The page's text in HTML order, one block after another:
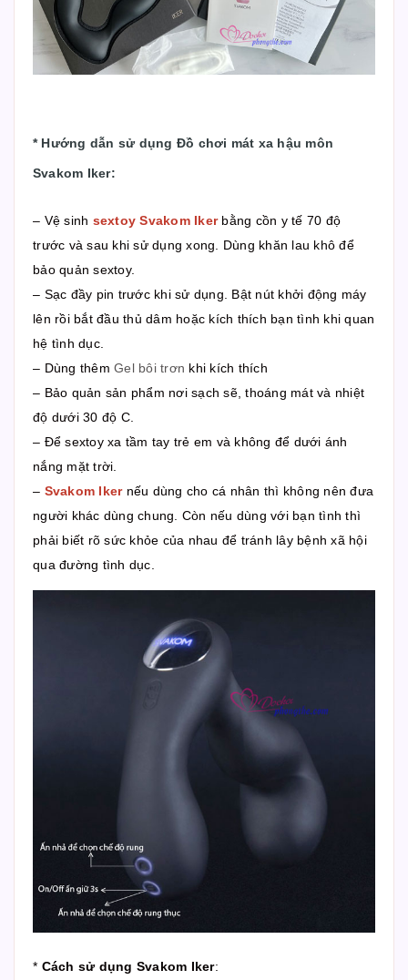
* Hướng dẫn sử dụng Đồ chơi mát xa hậu môn
Svakom Iker:
– Vệ sinh sextoy Svakom Ikerbằng cồn y tế 70 độ
trước và sau khi sử dụng xong. Dùng khăn lau khô để
bảo quản sextoy.
– Sạc đầy pin trước khi sử dụng. Bật nút khởi động máy
lên rồi bắt đầu thủ dâm hoặc kích thích bạn tình khi quan
hệ tình dục.
– Dùng thêm Gel bôi trơn khi kích thích
– Bảo quản sản phẩm nơi sạch sẽ, thoáng mát và nhiệt
độ dưới 30 độ C.
– Để sextoy xa tầm tay trẻ em và không để dưới ánh
nắng mặt trời.
– Svakom Ikernếu dùng cho cá nhân thì không nên đưa
người khác dùng chung. Còn nếu dùng với bạn tình thì
phải biết rõ sức khỏe của nhau để tránh lây bệnh xã hội
qua đường tình dục.
* Cách sử dụng Svakom Iker: